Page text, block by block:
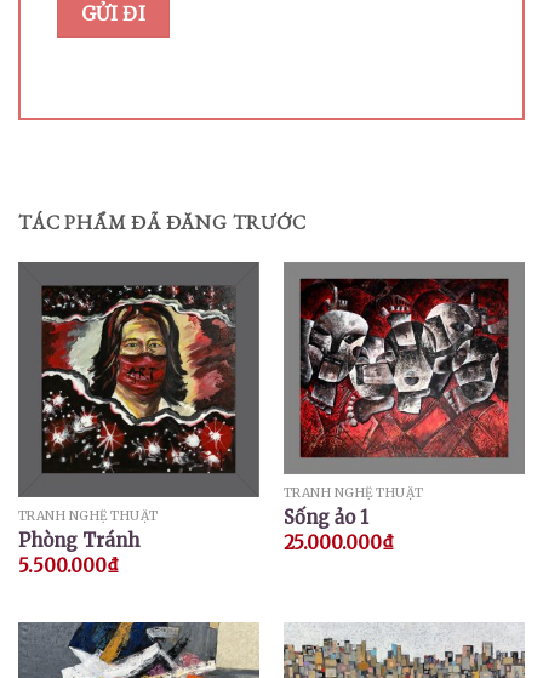
TÁC PHẨM ĐÃ ĐĂNG TRƯỚC
TRANH NGHỆ THUẬT
Phòng Tránh
5.500.000₫
TRANH NGHỆ THUẬT
Sống ảo 1
25.000.000₫